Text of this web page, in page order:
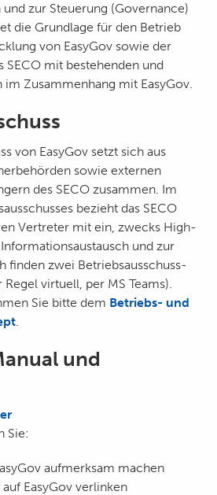
zur Steuerung (Governance)
die Grundlage für den Betrieb
von EasyGov sowie der
SECO mit bestehenden und
Zusammenhang mit EasyGov.
von EasyGov setzt sich aus
sowie externen
des SECO zusammen. Im
bezieht das SECO
Vertreter mit ein, zwecks High-
und zur
finden zwei Betriebsausschuss-
virtuell, per MS Teams).
Sie bitte dem Betriebs- und
.
und
Sie:
aufmerksam machen
EasyGov verlinken